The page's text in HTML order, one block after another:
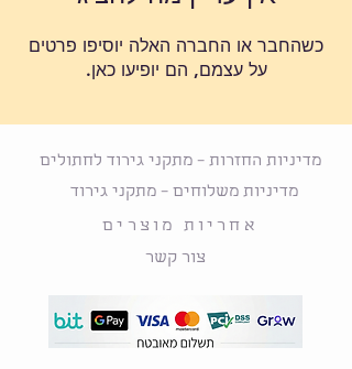
כשהחבר או החברה האלה יוסיפו פרטים
על עצמם, הם יופיעו כאן.
מדיניות החזרות – מתקני גירוד לחתולים
מדיניות משלוחים – מתקני גירוד
אחריות מוצרים
צור קשר